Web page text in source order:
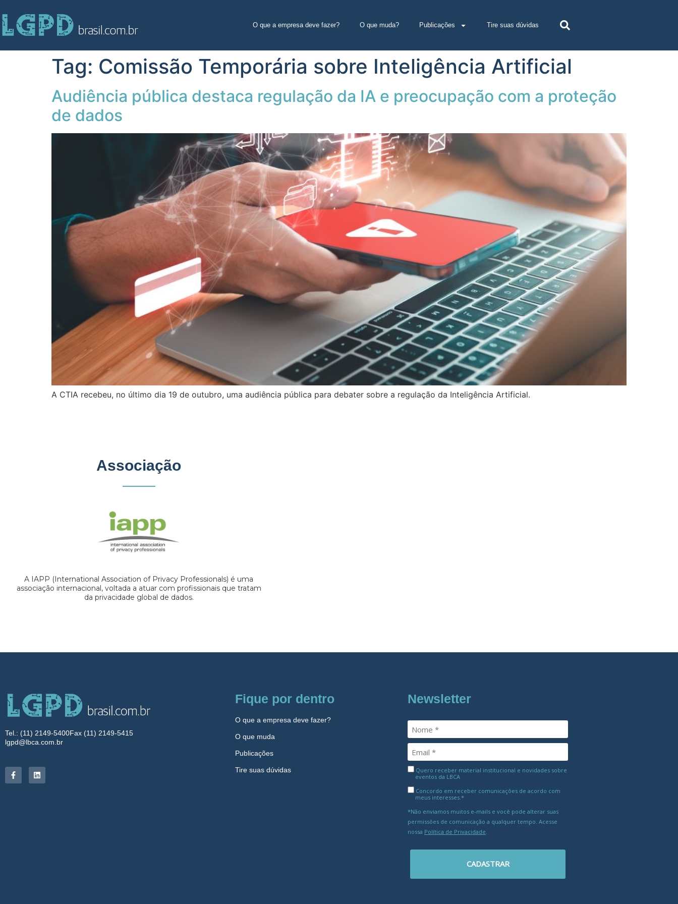
O que a empresa deve fazer? O que muda? Publicações Tire suas dúvidas
Tag: Comissão Temporária sobre Inteligência Artificial
Audiência pública destaca regulação da IA e preocupação com a proteção
de dados
A CTIA recebeu, no último dia 19 de outubro, uma audiência pública para debater sobre a regulação da Inteligência Artificial.
Associação
A IAPP (International Association of Privacy Professionals) é uma
associação internacional, voltada a atuar com profissionais que tratam
da privacidade global de dados.
Tel.: (11) 2149-5400Fax (11) 2149-5415
lgpd@lbca.com.br
Fique por dentro
O que a empresa deve fazer?
O que muda
Publicações
Tire suas dúvidas
Newsletter
Quero receber material institucional e novidades sobre
eventos da LBCA
Concordo em receber comunicações de acordo com
meus interesses.*
*Não enviamos muitos e-mails e você pode alterar suas
permissões de comunicação a qualquer tempo. Acesse
nossa Política de Privacidade
CADASTRAR